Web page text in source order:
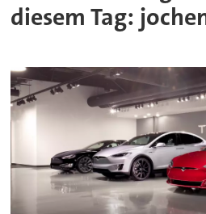
diesem Tag: